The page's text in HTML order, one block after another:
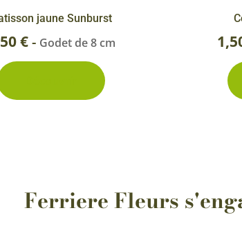
jaune Sunburst
€- Godet de 8 cm
Ferriere Fleurs